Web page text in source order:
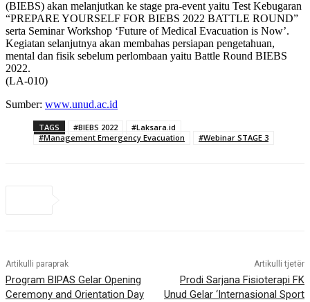
(BIEBS) akan melanjutkan ke stage pra-event yaitu Test Kebugaran
“PREPARE YOURSELF FOR BIEBS 2022 BATTLE ROUND”
serta Seminar Workshop ‘Future of Medical Evacuation is Now’.
Kegiatan selanjutnya akan membahas persiapan pengetahuan,
mental dan fisik sebelum perlombaan yaitu Battle Round BIEBS
2022.
(LA-010)
Sumber: www.unud.ac.id
TAGS #BIEBS 2022
#Laksara.id
#Management Emergency Evacuation
#Webinar STAGE 3
Artikulli paraprak
Program BIPAS Gelar Opening
Ceremony and Orientation Day
Artikulli tjetër
Prodi Sarjana Fisioterapi FK
Unud Gelar ‘Internasional Sport